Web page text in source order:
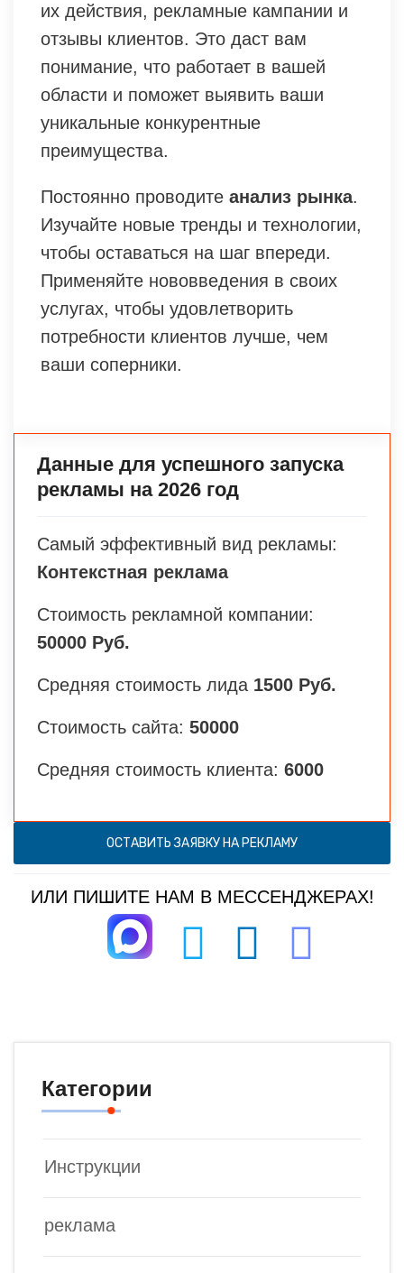
их действия, рекламные кампании и
отзывы клиентов. Это даст вам
понимание, что работает в вашей
области и поможет выявить ваши
уникальные конкурентные
преимущества.
Постоянно проводите анализ рынка.
Изучайте новые тренды и технологии,
чтобы оставаться на шаг впереди.
Применяйте нововведения в своих
услугах, чтобы удовлетворить
потребности клиентов лучше, чем
ваши соперники.
Данные для успешного запуска
рекламы на 2026 год
Самый эффективный вид рекламы:
Контекстная реклама
Стоимость рекламной компании:
50000 Руб.
Средняя стоимость лида 1500 Руб.
Стоимость сайта: 50000
Средняя стоимость клиента: 6000
ОСТАВИТЬ ЗАЯВКУ НА РЕКЛАМУ
ИЛИ ПИШИТЕ НАМ В МЕССЕНДЖЕРАХ!
Категории
Инструкции
реклама